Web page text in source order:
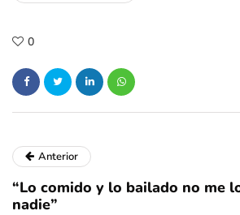
0
Anterior
“Lo comido y lo bailado no me
nadie”